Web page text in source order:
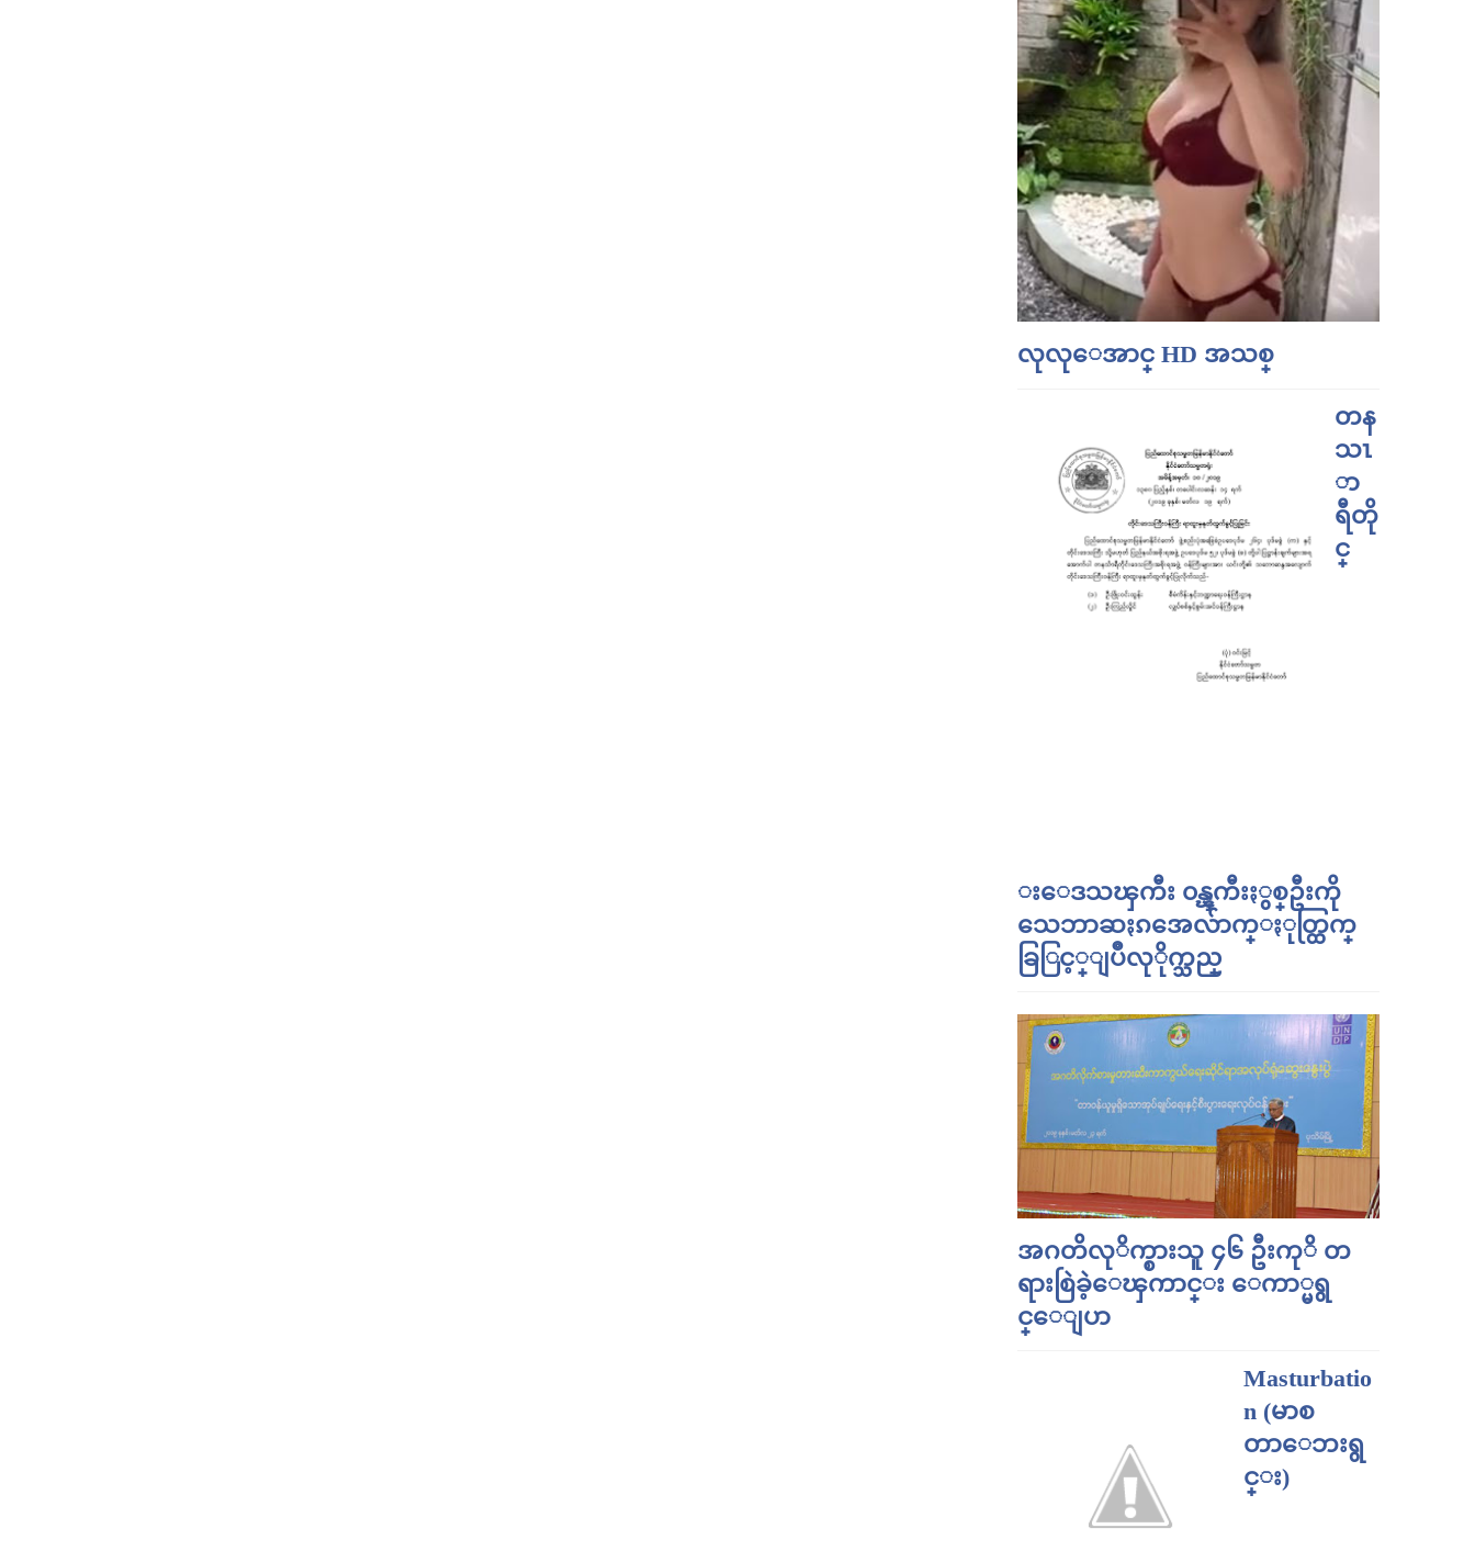
လုလုေအာင္ HD အသစ္
တန
သၤ
ာ
ရီတို
င္
းေဒသၾကီး ၀န္ၾကီးႏွစ္ဦးကို
သေဘာဆႏၵအေလ်ာက္ႏုတ္ထြက္
ခြြင့္ျပဳလုိုက္သည္
အဂတိလုိက္စားသူ ၄၆ ဦးကုိ တ
ရားစြဲခဲ့ေၾကာင္း ေကာ္မရွ
င္ေျပာ
Masturbatio
n (မာစ
တာေဘးရွ
င္း)